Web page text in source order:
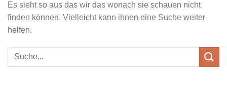
Es sieht so aus das wir das wonach sie schauen nicht
finden können. Vielleicht kann ihnen eine Suche weiter
helfen.